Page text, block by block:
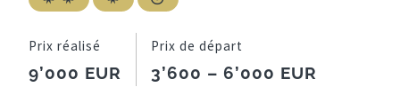
Prix réalisé
9’000 EUR
Prix de départ
3’600 – 6’000 EUR